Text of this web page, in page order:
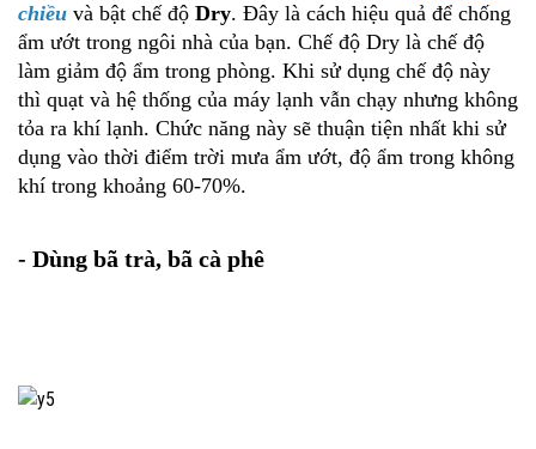
chiều và bật chế độ Dry. Đây là cách hiệu quả để chống
ẩm ướt trong ngôi nhà của bạn. Chế độ Dry là chế độ
làm giảm độ ẩm trong phòng. Khi sử dụng chế độ này
thì quạt và hệ thống của máy lạnh vẫn chạy nhưng không
tỏa ra khí lạnh. Chức năng này sẽ thuận tiện nhất khi sử
dụng vào thời điểm trời mưa ẩm ướt, độ ẩm trong không
khí trong khoảng 60-70%.
- Dùng bã trà, bã cà phê